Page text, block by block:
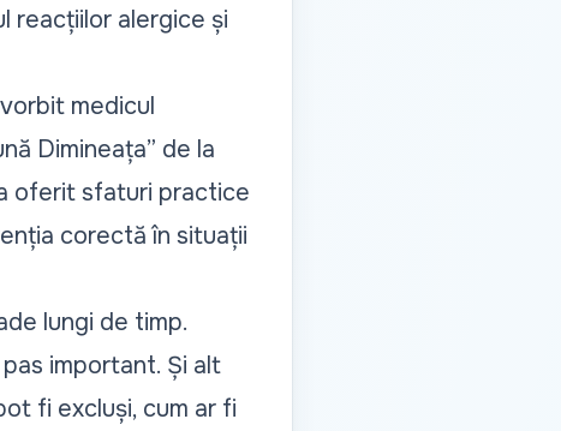
reacțiilor alergice și
medicul
Dimineața” de la
oferit sfaturi practice
corectă în situații
lungi de timp.
important. Și alt
fi excluși, cum ar fi